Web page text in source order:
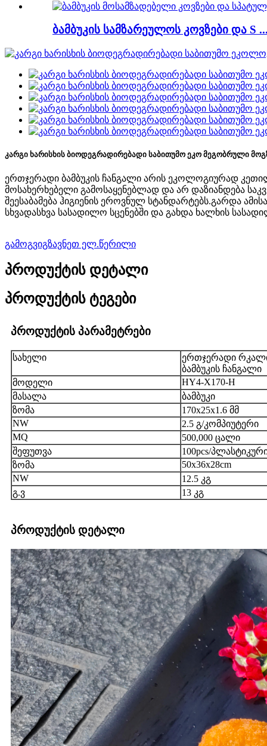
ბამბუკის სამზარეულოს კოვზები და S
კარგი ხარისხის ბიოდეგრადირებადი საბითუმო ეკო მეგობრული
ერთჯერადი ბამბუკის ჩანგალი არის ეკოლოგიურად
მოსახერხებელი გამოსაყენებლად და არ დაზიანდება
შეესაბამება ჰიგიენის ეროვნულ სტანდარტებს.გარდა
სხვადასხვა სასადილო სცენებში და გახდა ხალხის
გამოგვიგზავნეთ ელ.წერილი
პროდუქტის დეტალი
პროდუქტის ტეგები
პროდუქტის პარამეტრები
სახელი
ერთჯერადი
ბამბუკის ჩანგალი
მოდელი
HY4-X170-H
მასალა
ბამბუკი
ზომა
170x25x1.6 მმ
NW
2.5 გ/კომპიუტერი
MQ
500,000 ცალი
შეფუთვა
100pcs/
ზომა
50x36x28cm
NW
12.5 კგ
გ.ვ
13 კგ
პროდუქტის დეტალი